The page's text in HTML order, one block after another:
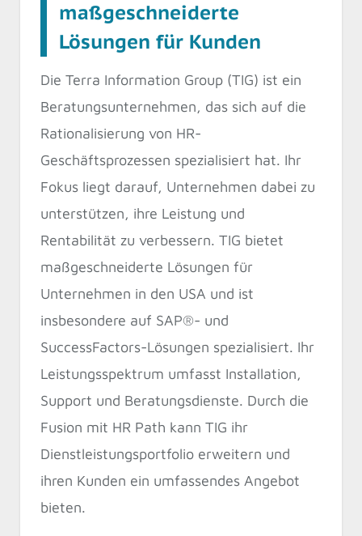
maßgeschneiderte
Lösungen für Kunden
Die Terra Information Group (TIG) ist ein
Beratungsunternehmen, das sich auf die
Rationalisierung von HR-
Geschäftsprozessen spezialisiert hat. Ihr
Fokus liegt darauf, Unternehmen dabei zu
unterstützen, ihre Leistung und
Rentabilität zu verbessern. TIG bietet
maßgeschneiderte Lösungen für
Unternehmen in den USA und ist
insbesondere auf SAP®- und
SuccessFactors-Lösungen spezialisiert. Ihr
Leistungsspektrum umfasst Installation,
Support und Beratungsdienste. Durch die
Fusion mit HR Path kann TIG ihr
Dienstleistungsportfolio erweitern und
ihren Kunden ein umfassendes Angebot
bieten.